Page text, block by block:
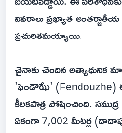
వివరాలు ప్రఖ్యాత
ప్రచురితమయ్యాయి.
చైనాకు చెందిన అత్యాధునిక
'ఫెండౌఝే'
కీలకపాత్ర పోషించింది.
ఏకంగా 7,002 మీటర్ల